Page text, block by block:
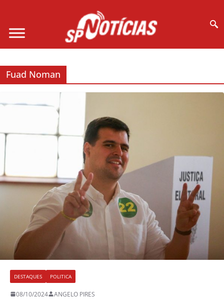
Fuad Noman
DESTAQUES POLITICA
08/10/2024 ANGELO PIRES